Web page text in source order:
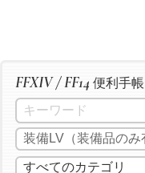
FFXIV / FF14 便利手帳